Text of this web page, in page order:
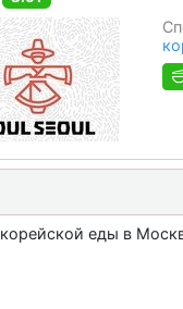
еды в